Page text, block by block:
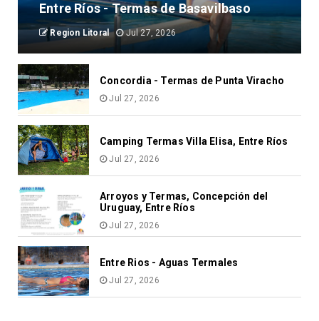
Entre Ríos - Termas de Basavilbaso
Region Litoral Jul 27, 2026
Concordia - Termas de Punta Viracho
Jul 27, 2026
Camping Termas Villa Elisa, Entre Ríos
Jul 27, 2026
Arroyos y Termas, Concepción del
Uruguay, Entre Ríos
Jul 27, 2026
Entre Rios - Aguas Termales
Jul 27, 2026